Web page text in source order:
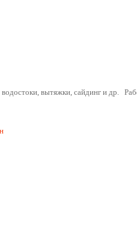
водостоки, вытяжки, сайдинг и др.